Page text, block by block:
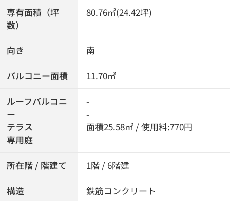
専有面積（坪
数）
80.76㎡(24.42坪)
向き 南
バルコニー面積 11.70㎡
ルーフバルコニ
ー
テラス
専用庭
-
-
面積25.58㎡ / 使用料:770円
所在階 / 階建て 1階 / 6階建
構造 鉄筋コンクリート